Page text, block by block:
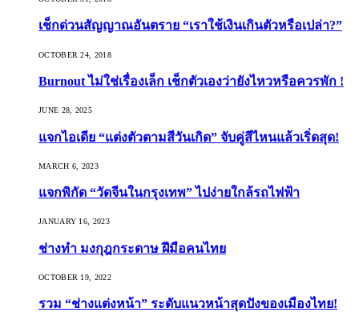
เช็กด่วนสัญญาณอันตราย “เราใช้เงินเกินตัวหรือเปล่า?”
OCTOBER 24, 2018
Burnout ไม่ใช่เรื่องเล็ก เช็กตัวเองว่ายังไหวหรือควรพัก !
JUNE 28, 2025
แจกไอเดีย “แต่งตัวตามสีวันเกิด” จับคู่สีไหนแล้วเริ่ดสุด!
MARCH 6, 2023
แจกพิกัด “วัดจีนในกรุงเทพ” ไปง่ายใกล้รถไฟฟ้า
JANUARY 16, 2023
ช่างทำ มงกุฎกระดาษ ฝีมือคนไทย
OCTOBER 19, 2022
รวม “ช่างแต่งหน้า” ระดับแนวหน้าสุดปังของเมืองไทย!